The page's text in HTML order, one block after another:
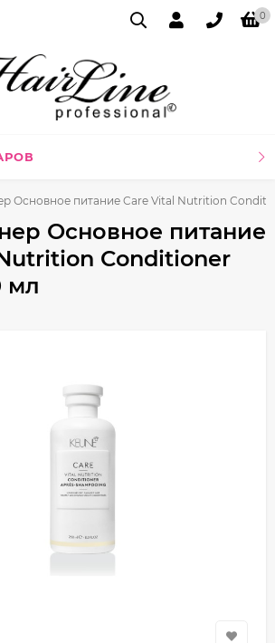
0
Основное питание Care Vital Nutrition
Основное питание
Conditioner
мл